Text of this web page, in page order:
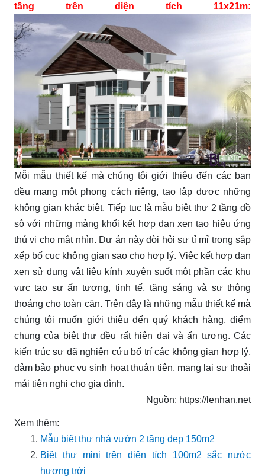
tầng trên diện tích 11x21m:
Mỗi mẫu thiết kế mà chúng tôi giới thiệu đến các bạn
đều mang một phong cách riêng, tạo lập được những
không gian khác biệt. Tiếp tục là mẫu biệt thự 2 tầng đồ
sộ với những mảng khối kết hợp đan xen tạo hiệu ứng
thú vị cho mắt nhìn. Dự án này đòi hỏi sự tỉ mỉ trong sắp
xếp bố cục không gian sao cho hợp lý. Việc kết hợp đan
xen sử dụng vật liệu kính xuyên suốt một phần các khu
vực tạo sự ấn tượng, tinh tế, tăng sáng và sự thông
thoáng cho toàn căn. Trên đây là những mẫu thiết kế mà
chúng tôi muốn giới thiệu đến quý khách hàng, điểm
chung của biệt thự đều rất hiện đại và ấn tượng. Các
kiến trúc sư đã nghiên cứu bố trí các không gian hợp lý,
đảm bảo phục vụ sinh hoạt thuận tiện, mang lại sự thoải
mái tiện nghi cho gia đình.
Nguồn: https://lenhan.net
Xem thêm:
Mẫu biệt thự nhà vườn 2 tầng đẹp 150m2
Biệt thự mini trên diện tích 100m2 sắc nước
hương trời